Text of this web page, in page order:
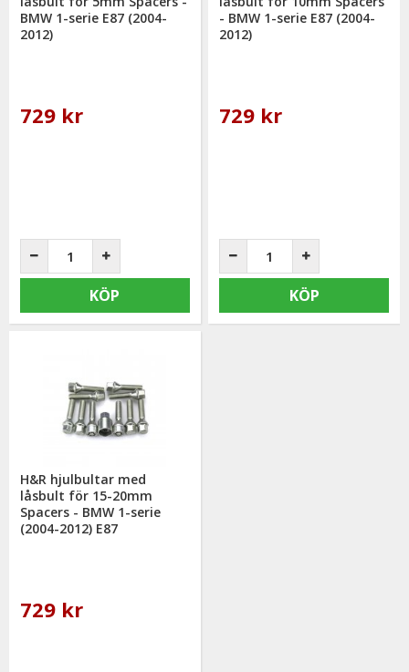
BMW 1-serie E87 (2004-
2012)
729 kr
KÖP
- BMW 1-serie E87 (2004-
2012)
729 kr
KÖP
H&R hjulbultar med
låsbult för 15-20mm
Spacers - BMW 1-serie
(2004-2012) E87
729 kr